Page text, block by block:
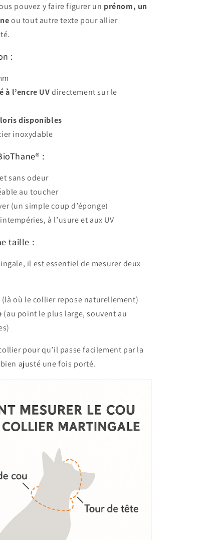
pouvez y faire figurer un prénom, un
ou tout autre texte pour allier
:
à l’encre UVdirectement sur le
disponibles
inoxydable
:
sans odeur
au toucher
(un simple coup d’éponge)
à l’usure et aux UV
taille :
il est essentiel de mesurer deux
(là où le collier repose naturellement)
(au point le plus large, souvent au
pour qu’il passe facilement par la
ajusté une fois porté.